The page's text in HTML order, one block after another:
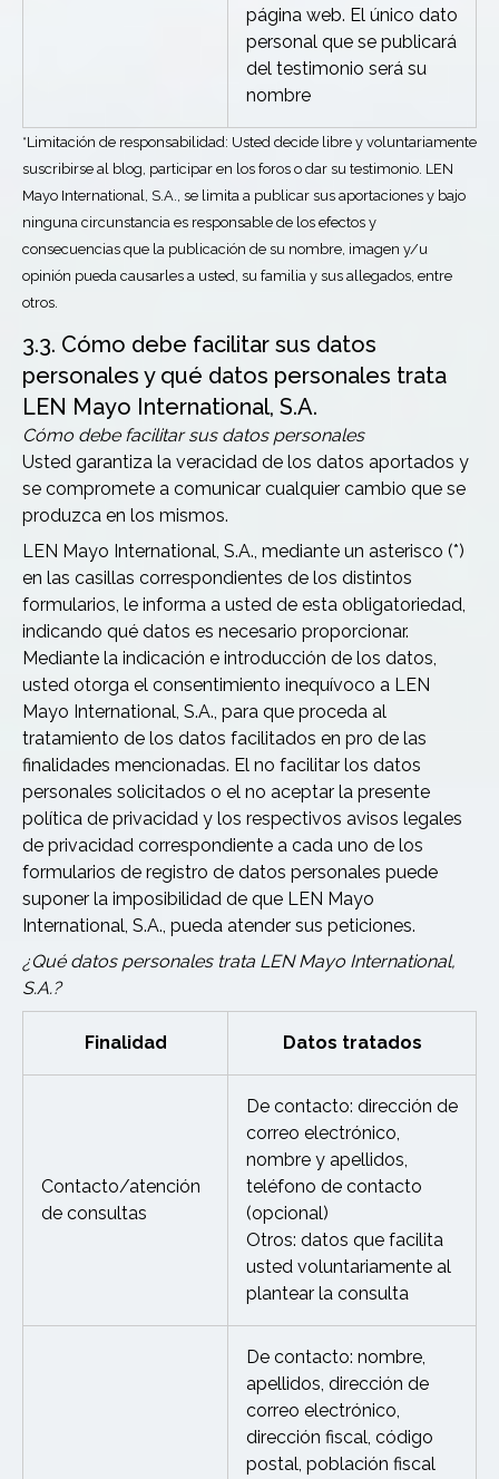
página web. El único dato
personal que se publicará
del testimonio será su
nombre
*Limitación de responsabilidad: Usted decide libre y voluntariamente
suscribirse al blog, participar en los foros o dar su testimonio. LEN
Mayo International, S.A., se limita a publicar sus aportaciones y bajo
ninguna circunstancia es responsable de los efectos y
consecuencias que la publicación de su nombre, imagen y/u
opinión pueda causarles a usted, su familia y sus allegados, entre
otros.
3.3. Cómo debe facilitar sus datos
personales y qué datos personales trata
LEN Mayo International, S.A.
Cómo debe facilitar sus datos personales
Usted garantiza la veracidad de los datos aportados y
se compromete a comunicar cualquier cambio que se
produzca en los mismos.
LEN Mayo International, S.A., mediante un asterisco (*)
en las casillas correspondientes de los distintos
formularios, le informa a usted de esta obligatoriedad,
indicando qué datos es necesario proporcionar.
Mediante la indicación e introducción de los datos,
usted otorga el consentimiento inequívoco a LEN
Mayo International, S.A., para que proceda al
tratamiento de los datos facilitados en pro de las
finalidades mencionadas. El no facilitar los datos
personales solicitados o el no aceptar la presente
política de privacidad y los respectivos avisos legales
de privacidad correspondiente a cada uno de los
formularios de registro de datos personales puede
suponer la imposibilidad de que LEN Mayo
International, S.A., pueda atender sus peticiones.
¿Qué datos personales trata LEN Mayo International,
S.A.?
Finalidad Datos tratados
Contacto/atención
de consultas
De contacto: dirección de
correo electrónico,
nombre y apellidos,
teléfono de contacto
(opcional)
Otros: datos que facilita
usted voluntariamente al
plantear la consulta
De contacto: nombre,
apellidos, dirección de
correo electrónico,
dirección fiscal, código
postal, población fiscal